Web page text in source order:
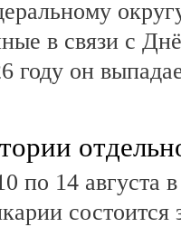
в связи с
году он
по 14 августа
состоится